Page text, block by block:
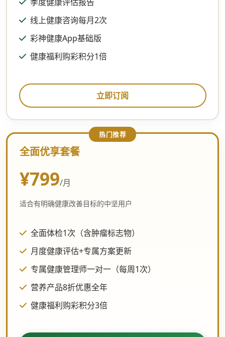
线上健康咨询每月2次
彩神健康App基础版
健康福利购彩积分1倍
立即订阅
全面优享套餐
¥799/月
适合有明确健康改善目标的中坚用户
全面体检1次（含肿瘤标志物）
月度健康评估+专属方案更新
专属健康管理师一对一（每周1次）
营养产品8折优惠全年
健康福利购彩积分3倍